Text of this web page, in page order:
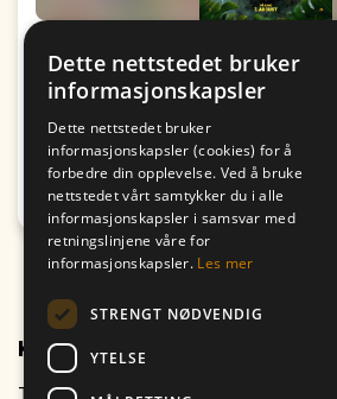
Kino: Paw Patrol:
Fra
17:00
Til
19:00
Passer for alle
Honningsvåg
Kontakt oss
Ta gjerne kontakt om du har
Dette nettstedet bruker
informasjonskapsler
Dette nettstedet bruker
informasjonskapsler (cookies) for å
forbedre din opplevelse. Ved å bruke
nettstedet vårt samtykker du i alle
informasjonskapsler i samsvar med
retningslinjene våre for
informasjonskapsler. Les mer
STRENGT NØDVENDIG
YTELSE